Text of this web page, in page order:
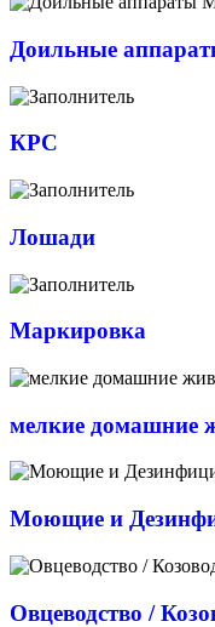
Доильные
КРС
Лошади
Маркировка
мелкие домашние
Моющие и
Овцеводство /